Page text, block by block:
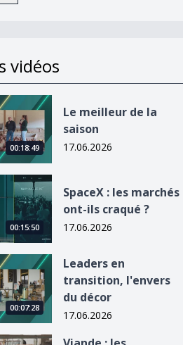
vidéos
la saison
00:18:49
Le meilleur de la
saison
17.06.2026
ont-ils craqué ?
00:15:50
SpaceX : les marchés
ont-ils craqué ?
17.06.2026
l&#039;envers du décor
00:07:28
Leaders en
transition, l'envers
du décor
17.06.2026